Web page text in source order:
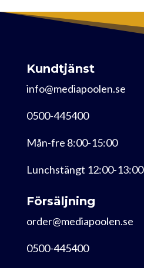
Kundtjänst
info@mediapoolen.se
0500-445400
Mån-fre 8:00-15:00
Lunchstängt 12:00-13:00
Försäljning
order@mediapoolen.se
0500-445400